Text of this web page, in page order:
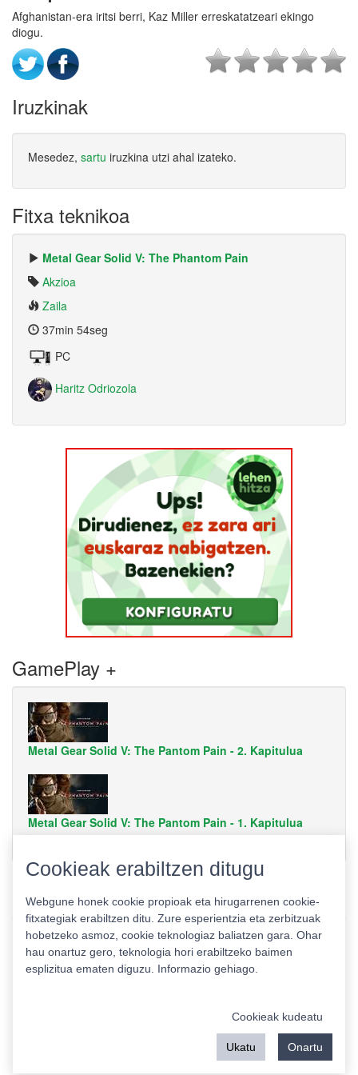
Afghanistan-era iritsi berri, Kaz Miller erreskatatzeari ekingo
diogu.
Iruzkinak
Mesedez, sartu iruzkina utzi ahal izateko.
Fitxa teknikoa
Metal Gear Solid V: The Phantom Pain
Akzioa
Zaila
37min 54seg
PC
Haritz Odriozola
GamePlay +
Metal Gear Solid V: The Pantom Pain - 2. Kapitulua
Metal Gear Solid V: The Pantom Pain - 1. Kapitulua
Estatistikak
Cookieak erabiltzen ditugu
Webgune honek cookie propioak eta hirugarrenen cookie-
fitxategiak erabiltzen ditu. Zure esperientzia eta zerbitzuak
hobetzeko asmoz, cookie teknologiaz baliatzen gara. Ohar
hau onartuz gero, teknologia hori erabiltzeko baimen
esplizitua ematen diguzu. Informazio gehiago.
Cookieak kudeatu
Ukatu Onartu